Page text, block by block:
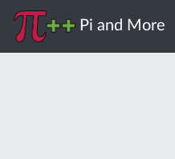
Pi and More